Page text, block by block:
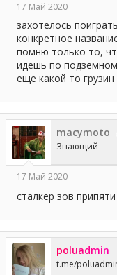
ы
17 Май 2020
захотелось
конкретное
помню только то,
идешь по
еще какой то
macymoto
Знающий
17 Май 2020
сталкер зов припяти
poluadmin
t.me/